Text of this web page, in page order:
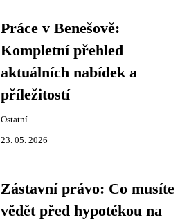
Práce v Benešově:
Kompletní přehled
aktuálních nabídek a
příležitostí
Ostatní
23. 05. 2026
Zástavní právo: Co musíte
vědět před hypotékou na